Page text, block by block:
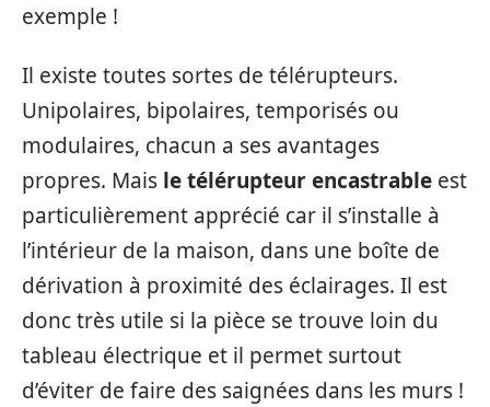
exemple !
Il existe toutes sortes de télérupteurs.
Unipolaires, bipolaires, temporisés ou
modulaires, chacun a ses avantages
propres. Mais le télérupteur encastrable est
particulièrement apprécié car il s’installe à
l’intérieur de la maison, dans une boîte de
dérivation à proximité des éclairages. Il est
donc très utile si la pièce se trouve loin du
tableau électrique et il permet surtout
d’éviter de faire des saignées dans les murs !